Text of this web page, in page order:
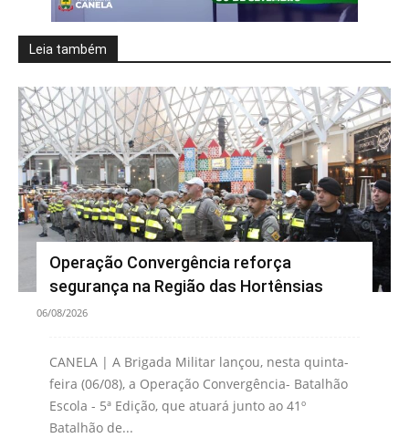
Leia também
Operação Convergência reforça
segurança na Região das Hortênsias
06/08/2026
CANELA | A Brigada Militar lançou, nesta quinta-
feira (06/08), a Operação Convergência- Batalhão
Escola - 5ª Edição, que atuará junto ao 41º
Batalhão de...